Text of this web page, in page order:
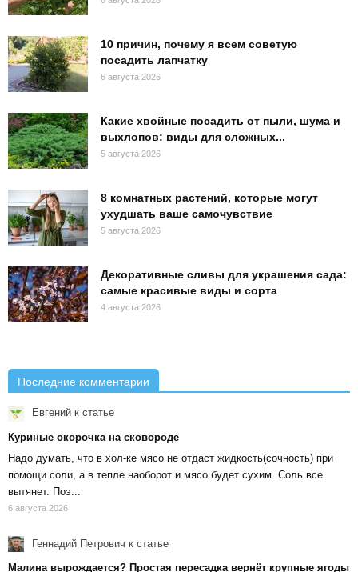
10 причин, почему я всем советую
посадить лапчатку
6 августа 2026
Какие хвойные посадить от пыли, шума и
выхлопов: виды для сложных...
5 августа 2026
8 комнатных растений, которые могут
ухудшать ваше самочувствие
5 августа 2026
Декоративные сливы для украшения сада:
самые красивые виды и сорта
4 августа 2026
Последние комментарии
Евгений к статье
Куриные окорочка на сковороде
Надо думать, что в хол-ке мясо не отдаст жидкость(сочность) при
помощи соли, а в тепле наоборот и мясо будет сухим. Соль все
вытянет. Поэ...
6 августа 2026
Геннадий Петрович к статье
Малина вырождается? Простая пересадка вернёт крупные ягоды